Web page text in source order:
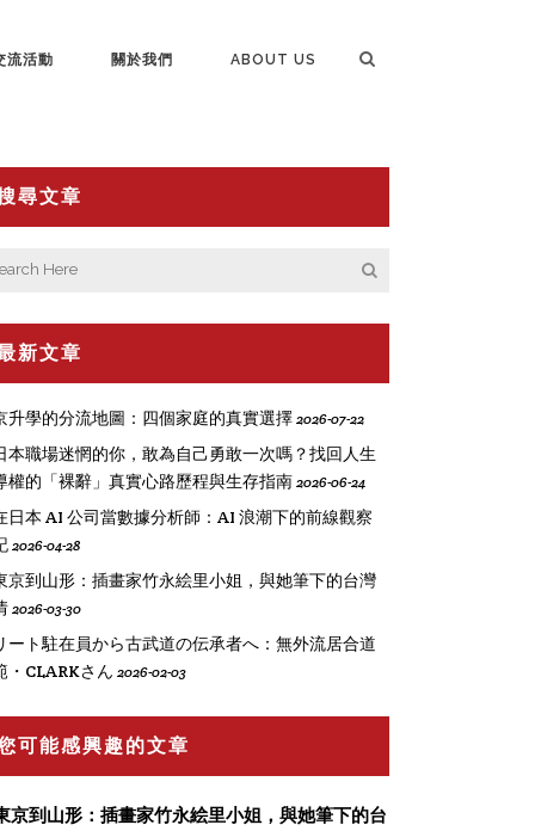
流活動 關於我們 ABOUT US
尋文章
新文章
升學的分流地圖：四個家庭的真實選擇 2026-07-22
本職場迷惘的你，敢為自己勇敢一次嗎？找回人生
權的「裸辭」真實心路歷程與生存指南 2026-06-24
日本 AI 公司當數據分析師：AI 浪潮下的前線觀察
2026-04-28
京到山形：插畫家竹永絵里小姐，與她筆下的台灣
2026-03-30
ート駐在員から古武道の伝承者へ：無外流居合道
・CLARKさん 2026-02-03
可能感興趣的文章
京到山形：插畫家竹永絵里小姐，與她筆下的台